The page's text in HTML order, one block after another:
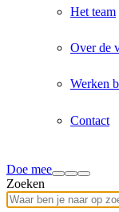
Het team
Over de
Werken
Contact
Doe mee
Zoeken